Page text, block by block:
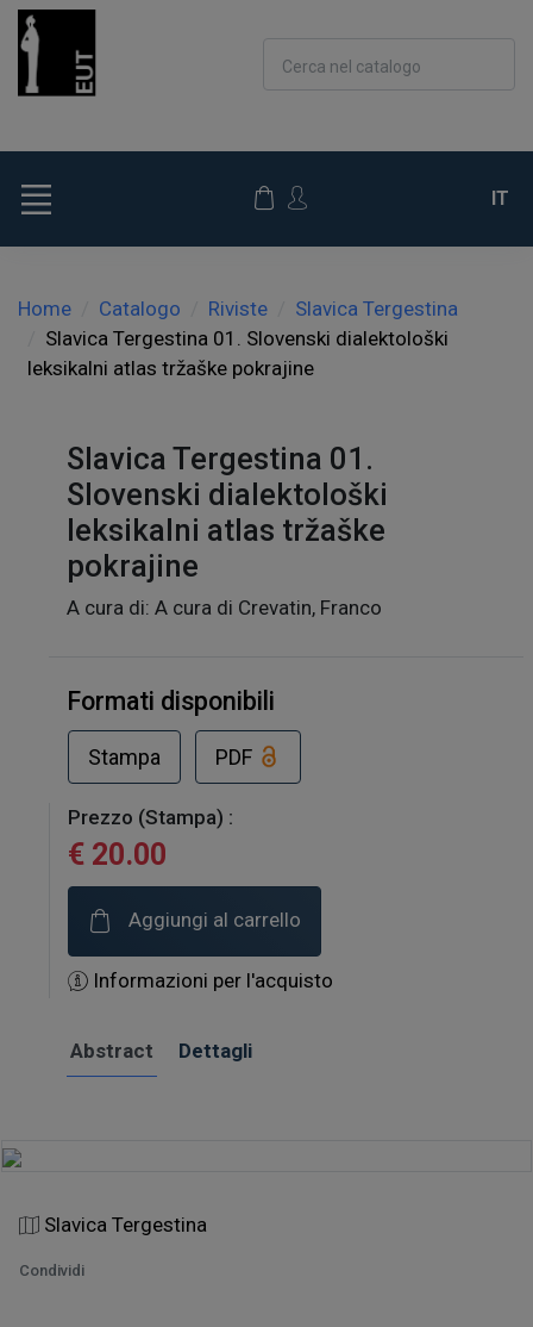
Cerca nel catalogo
IT
Home Catalogo Riviste
Slavica Tergestina
Slavica Tergestina 01. Slovenski dialektološki
leksikalni atlas tržaške pokrajine
Slavica Tergestina
Condividi
Slavica Tergestina 01.
Slovenski dialektološki
leksikalni atlas tržaške
pokrajine
A cura di: A cura di Crevatin, Franco
Formati disponibili
Stampa PDF
Prezzo (Stampa) :
€ 20.00
Aggiungi al carrello
Informazioni per l'acquisto
Abstract Dettagli